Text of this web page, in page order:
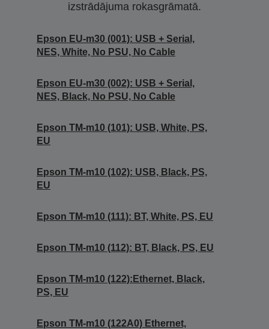
izstrādājuma rokasgrāmatā.
Epson EU-m30 (001): USB + Serial,
NES, White, No PSU, No Cable
Epson EU-m30 (002): USB + Serial,
NES, Black, No PSU, No Cable
Epson TM-m10 (101): USB, White, PS,
EU
Epson TM-m10 (102): USB, Black, PS,
EU
Epson TM-m10 (111): BT, White, PS, EU
Epson TM-m10 (112): BT, Black, PS, EU
Epson TM-m10 (122):Ethernet, Black,
PS, EU
Epson TM-m10 (122A0) Ethernet,